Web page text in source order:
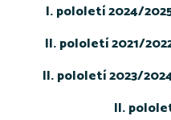
I. pololetí 2024/
II. pololetí 2021/
II. pololetí 2023/
II.